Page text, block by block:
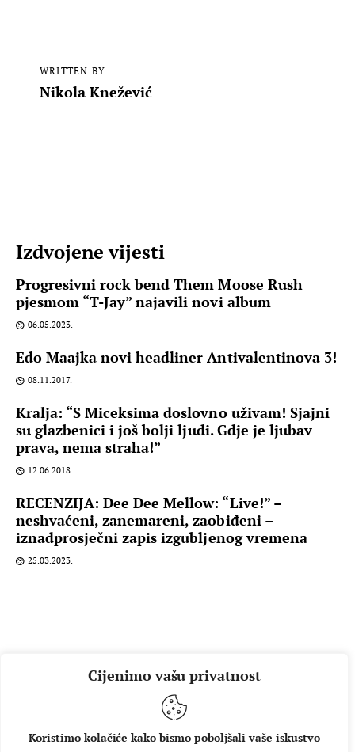
Cijenimo vašu privatnost
Koristimo kolačiće kako bismo poboljšali vaše iskustvo
WRITTEN BY
Nikola Knežević
Izdvojene vijesti
Progresivni rock bend Them Moose Rush
pjesmom “T-Jay” najavili novi album
06.05.2023.
Edo Maajka novi headliner Antivalentinova 3!
08.11.2017.
Kralja: “S Miceksima doslovno uživam! Sjajni
su glazbenici i još bolji ljudi. Gdje je ljubav
prava, nema straha!”
12.06.2018.
RECENZIJA: Dee Dee Mellow: “Live!” –
neshvaćeni, zanemareni, zaobiđeni –
iznadprosječni zapis izgubljenog vremena
25.03.2023.